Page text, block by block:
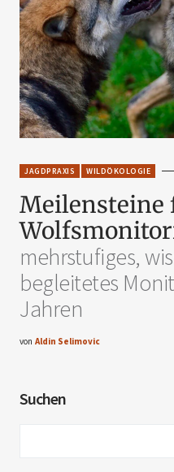
JAGDPRAXIS WILDÖKOLOGIE
Meilensteine
mehrstufiges,
begleitetes
Jahren
von Aldin Selimovic
Suchen